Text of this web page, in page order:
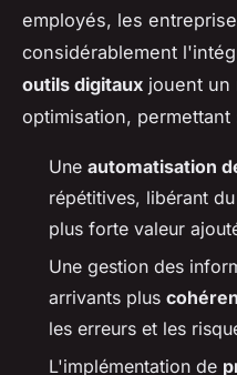
employés, les
considérablement
outils digitaux jouent un
optimisation, permettant
Une automatisation
répétitives, libérant
plus forte valeur
Une gestion des
arrivants plus
les erreurs et les
L'implémentation de